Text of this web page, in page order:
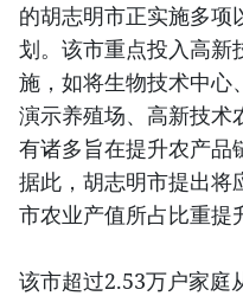
的胡志明市正实施多项
划。该市重点投入高新
施，如将生物技术中心
演示养殖场、高新技术
有诸多旨在提升农产品
据此，胡志明市提出将
市农业产值所占比重提
该市超过2.53万户家庭